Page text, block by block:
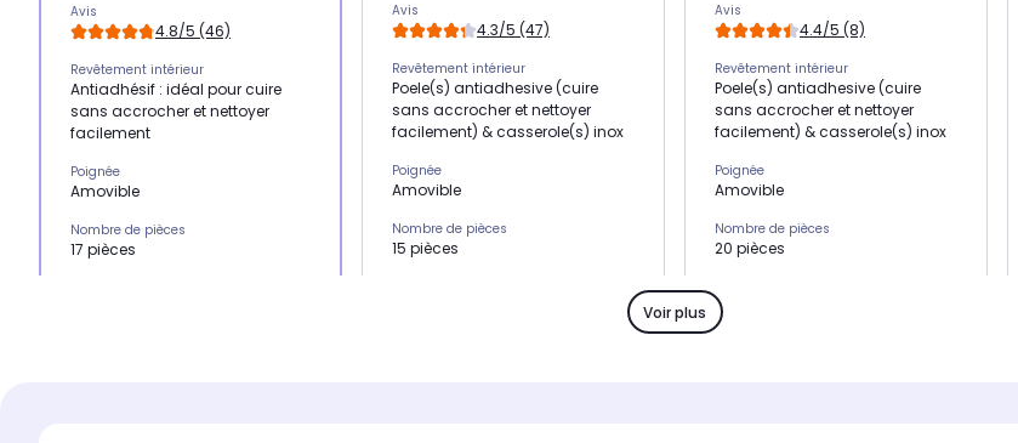
Avis
4.8/5 (46)
Revêtement intérieur
Antiadhésif : idéal pour cuire
sans accrocher et nettoyer
facilement
Poignée
Amovible
Nombre de pièces
17 pièces
Avis
4.3/5 (47)
Revêtement intérieur
Poele(s) antiadhesive (cuire
sans accrocher et nettoyer
facilement) & casserole(s) inox
Poignée
Amovible
Nombre de pièces
15 pièces
Avis
4.4/5 (8)
Revêtement intérieur
Poele(s) antiadhesive (cuire
sans accrocher et nettoyer
facilement) & casserole(s) inox
Poignée
Amovible
Nombre de pièces
20 pièces
Tous feux dont induction
Voir plus